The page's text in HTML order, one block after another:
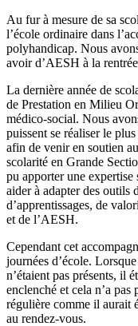
Au fur à mesure de sa
l’école ordinaire dans
polyhandicap. Nous
avoir d’AESH à la
La dernière année de
de Prestation en Milieu
médico-social. Nous
puissent se réaliser le
afin de venir en soutien
scolarité en Grande
pu apporter une
aider à adapter des outils
d’apprentissages, de
et de l’AESH.
Cependant cet
journées d’école.
n’étaient pas présents, il
enclenché et cela n’a
régulière comme il aurait
au rendez-vous.